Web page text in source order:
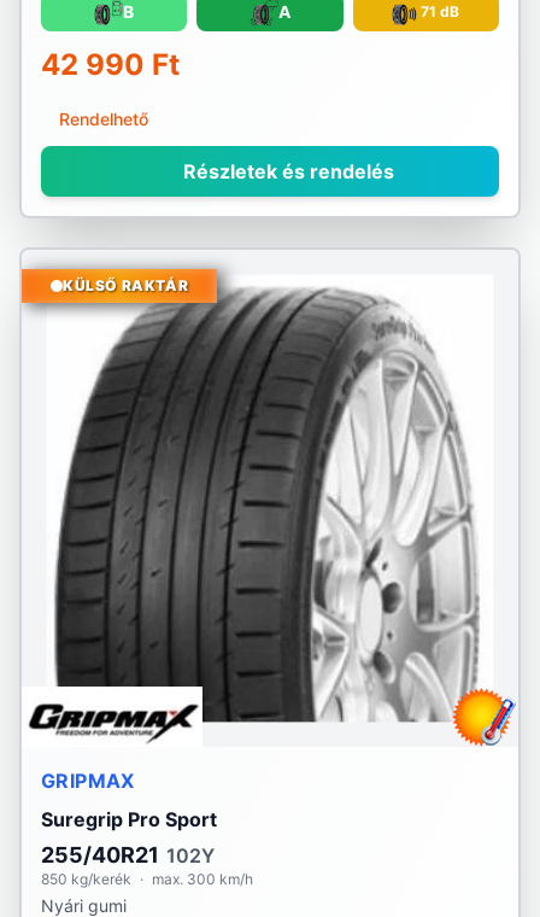
B A 71 dB
42 990 Ft
Rendelhető
Részletek és rendelés
KÜLSŐ RAKTÁR
GRIPMAX
Suregrip Pro Sport
255/40R21 102Y
850 kg/kerék · max. 300 km/h
Nyári gumi